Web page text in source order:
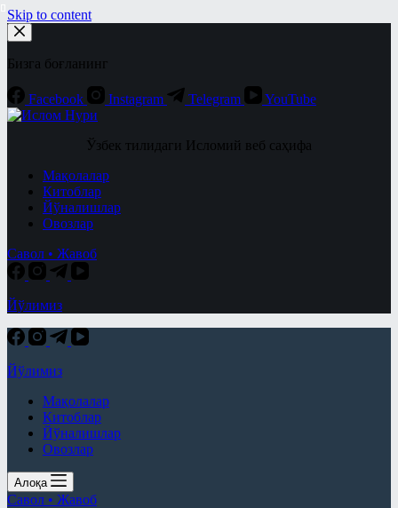
Skip to content
Бизга боғланинг
Facebook Instagram Telegram YouTube
Ўзбек тилидаги Исломий веб саҳифа
Мақолалар
Китоблар
Йўналишлар
Овозлар
Савол • Жавоб
Йўлимиз
Йўлимиз
Мақолалар
Китоблар
Йўналишлар
Овозлар
Алоқа
Савол • Жавоб